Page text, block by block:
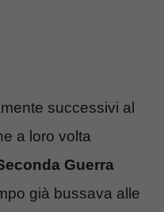
successivi al
a loro volta
Guerra
già bussava alle